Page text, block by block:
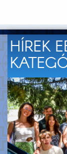
HÍREK